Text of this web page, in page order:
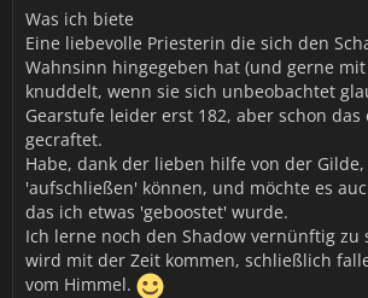
Was ich biete
Eine liebevolle Priesterin die sich den
Wahnsinn hingegeben hat (und gerne
knuddelt, wenn sie sich unbeobachtet
Gearstufe leider erst 182, aber schon das
gecraftet.
Habe, dank der lieben hilfe von der
'aufschließen' können, und möchte es
das ich etwas 'geboostet' wurde.
Ich lerne noch den Shadow vernünftig zu
wird mit der Zeit kommen, schließlich
vom Himmel.